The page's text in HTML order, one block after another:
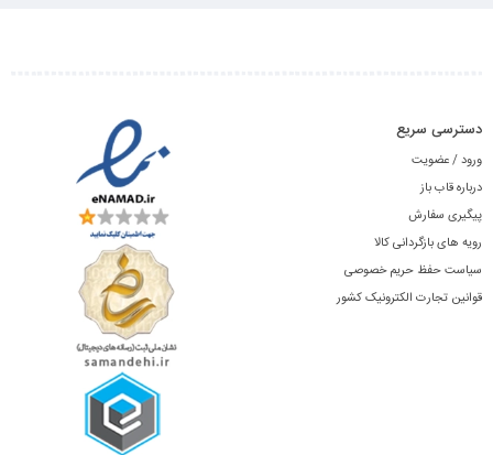
دسترسی سریع
ورود / عضویت
درباره قاب باز
پیگیری سفارش
رویه های بازگردانی کالا
سیاست حفظ حریم خصوصی
قوانین تجارت الکترونیک کشور